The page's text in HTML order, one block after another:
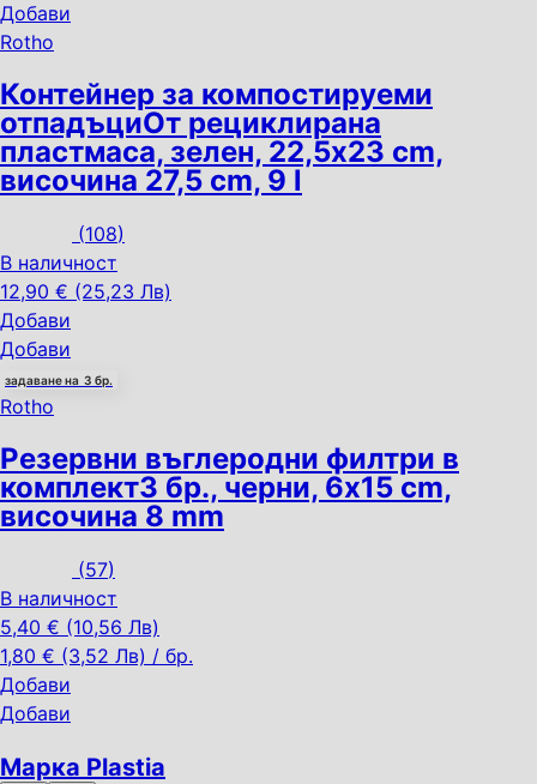
Добави
Rotho
Контейнер за компостируеми
отпадъциОт рециклирана
пластмаса, зелен, 22,5x23 cm,
височина 27,5 cm, 9 l
(108)
В наличност
12,90 € (25,23 Лв)
Добави
Добави
задаване на 3 бр.
Rotho
Резервни въглеродни филтри в
комплект3 бр., черни, 6x15 cm,
височина 8 mm
(57)
В наличност
5,40 € (10,56 Лв)
1,80 € (3,52 Лв) / бр.
Добави
Добави
Марка Plastia